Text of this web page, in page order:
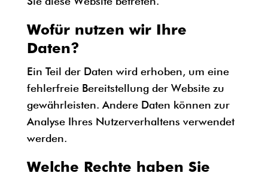
Wofür nutzen wir Ihre
Daten?
Ein Teil der Daten wird erhoben, um eine
fehlerfreie Bereitstellung der Website zu
gewährleisten. Andere Daten können zur
Analyse Ihres Nutzerverhaltens verwendet
werden.
Welche Rechte haben Sie